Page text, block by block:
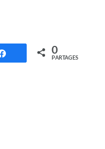
Partagez 0
PARTAGES